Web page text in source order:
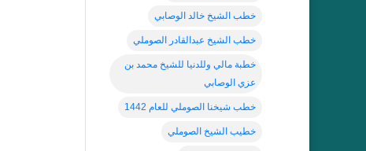
خطب الشيخ خالد الوصابي
خطب الشيخ عبدالقادر الصوملي
خطبة مالي وللدنيا للشيخ محمد بن
عزي الوصابي
خطب شيخنا الصوملي للعام 1442
خطيب الشيخ الصوملي